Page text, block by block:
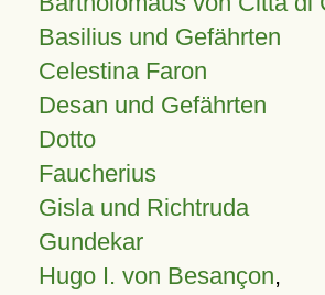
Basilius und Gefährten
Celestina Faron
Desan und Gefährten
Dotto
Faucherius
Gisla und Richtruda
Gundekar
Hugo I. von Besançon,